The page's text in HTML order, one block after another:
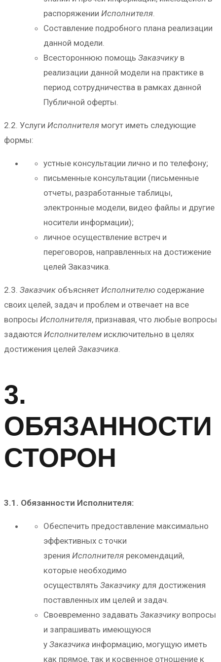
распоряжении Исполнителя.
Составление подробного плана реализации
данной модели.
Всестороннюю помощь Заказчику в
реализации данной модели на практике в
период сотрудничества в рамках данной
Публичной оферты.
2.2. Услуги Исполнителя могут иметь следующие
формы:
устные консультации лично и по телефону;
письменные консультации (письменные
отчеты, разработанные таблицы,
электронные модели, видео файлы и другие
носители информации);
личное осуществление встреч и
переговоров, направленных на достижение
целей Заказчика.
2.3. Заказчик объясняет Исполнителю содержание
своих целей, задач и проблем и отвечает на все
вопросы Исполнителя, признавая, что любые вопросы
задаются Исполнителем исключительно в целях
достижения целей Заказчика.
3.
ОБЯЗАННОСТИ
СТОРОН
3.1. Обязанности Исполнителя:
Обеспечить предоставление максимально
эффективных с точки
зрения Исполнителя рекомендаций,
которые необходимо
осуществлять Заказчику для достижения
поставленных им целей и задач.
Своевременно задавать Заказчику вопросы
и запрашивать имеющуюся
у Заказчика информацию, могущую иметь
как прямое, так и косвенное отношение к